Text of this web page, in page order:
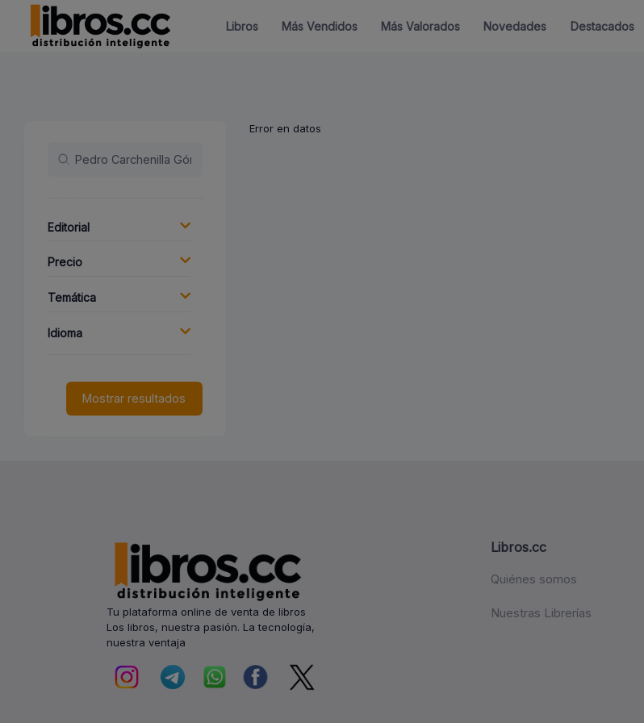
Libros Más Vendidos Más Valorados Novedades Destacados
Editorial
Precio
Temática
Idioma
Mostrar resultados
Error en datos
Tu plataforma online de venta de libros
Los libros, nuestra pasión. La tecnología,
nuestra ventaja
Libros.cc
Quiénes somos
Nuestras Librerías